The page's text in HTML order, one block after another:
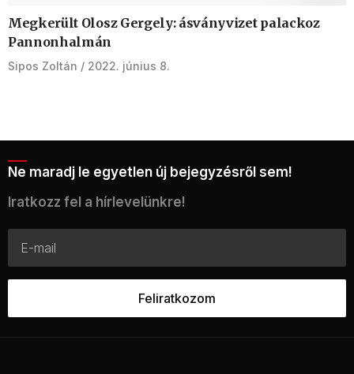
Megkerült Olosz Gergely: ásványvizet palackoz
Pannonhalmán
Sipos Zoltán 2022. június 8.
Ne maradj le egyetlen új bejegyzésről sem!
Iratkozz fel a hírlevelünkre!